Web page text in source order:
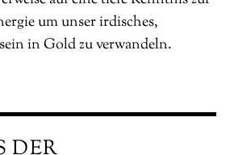
um unser irdisches,
in Gold zu verwandeln.